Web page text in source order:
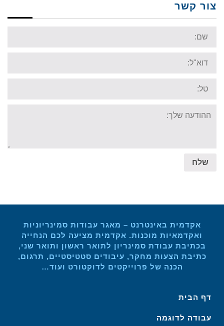
צור קשר
message:
שלח
אקדמית באינטרנט – מאגר עבודות סמינריוניות
ואקדמאיות מוכנות. אקדמית מציעה לכם הנחייה
בכתיבת עבודת סמינריון לתואר ראשון ותואר שני,
כתיבת הצעות מחקר, עיבודים סטטיסטיים, תרגום,
הכנה של פרוייקטים לדוקטורט ועוד…
דף הבית
עבודה לדוגמה